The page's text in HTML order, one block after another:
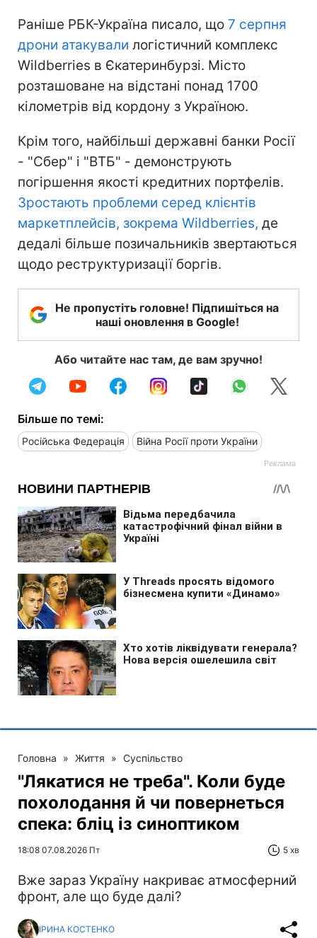
Раніше РБК-Україна писало, що 7 серпня
дрони атакували логістичний комплекс
Wildberries в Єкатеринбурзі. Місто
розташоване на відстані понад 1700
кілометрів від кордону з Україною.
Крім того, найбільші державні банки Росії
- "Сбер" і "ВТБ" - демонструють
погіршення якості кредитних портфелів.
Зростають проблеми серед клієнтів
маркетплейсів, зокрема Wildberries, де
дедалі більше позичальників звертаються
щодо реструктуризації боргів.
Не пропустіть головне! Підпишіться на
наші оновлення в Google!
Або читайте нас там, де вам зручно!
Більше по темі:
Російська Федерація Війна Росії проти України
Головна » Життя » Суспільство
"Лякатися не треба". Коли буде
похолодання й чи повернеться
спека: бліц із синоптиком
18:08 07.08.2026 Пт 5 хв
Вже зараз Україну накриває атмосферний
фронт, але що буде далі?
ІРИНА КОСТЕНКО